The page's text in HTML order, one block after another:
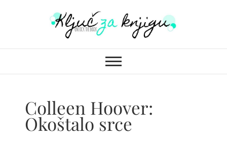
Ključ za knjigu
Colleen Hoover:
Okoštalo srce